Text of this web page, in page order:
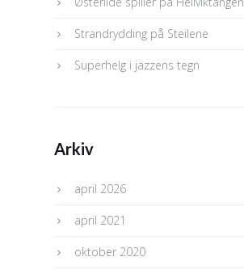
Strandrydding på Steilene
Superhelg i jazzens tegn
Arkiv
april 2026
april 2021
oktober 2020